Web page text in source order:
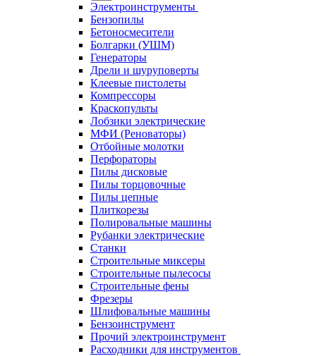
Электроинструменты
Бензопилы
Бетоносмесители
Болгарки (УШМ)
Генераторы
Дрели и шуруповерты
Клеевые пистолеты
Компрессоры
Краскопульты
Лобзики электрические
МФИ (Реноваторы)
Отбойные молотки
Перфораторы
Пилы дисковые
Пилы торцовочные
Пилы цепные
Плиткорезы
Полировальные машины
Рубанки электрические
Станки
Строительные миксеры
Строительные пылесосы
Строительные фены
Фрезеры
Шлифовальные машины
Бензоинструмент
Прочий электроинструмент
Расходники для инструментов